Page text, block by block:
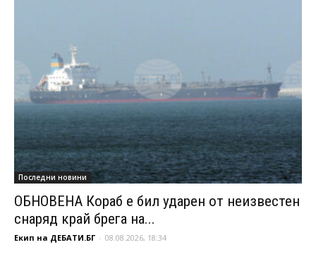
Последни новини
ОБНОВЕНА Кораб е бил ударен от неизвестен
снаряд край брега на...
Екип на ДЕБАТИ.БГ - 08.08.2026, 18:34